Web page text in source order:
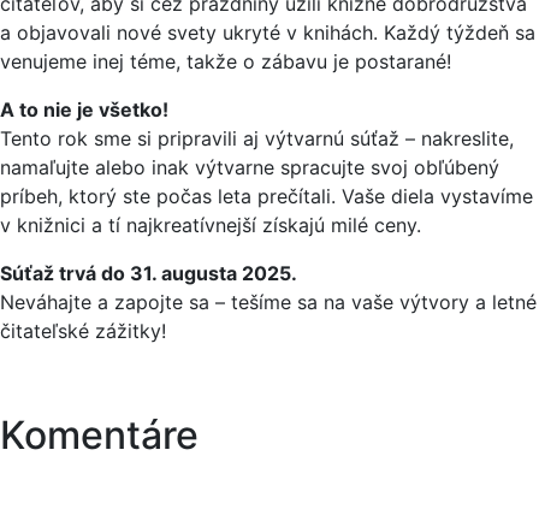
a objavovali nové svety ukryté v knihách. Každý týždeň sa
venujeme inej téme, takže o zábavu je postarané!
A to nie je všetko!
Tento rok sme si pripravili aj výtvarnú súťaž – nakreslite,
namaľujte alebo inak výtvarne spracujte svoj obľúbený
príbeh, ktorý ste počas leta prečítali. Vaše diela vystavíme
v knižnici a tí najkreatívnejší získajú milé ceny.
Súťaž trvá do 31. augusta 2025.
Neváhajte a zapojte sa – tešíme sa na vaše výtvory a letné
čitateľské zážitky!
Komentáre